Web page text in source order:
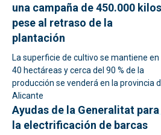
una campaña de 450.000 kilos
pese al retraso de la
plantación
La superficie de cultivo se mantiene en
40 hectáreas y cerca del 90 % de la
producción se venderá en la provincia
Alicante
Ayudas de la Generalitat para
la electrificación de barcas